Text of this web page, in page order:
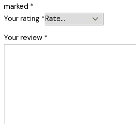
marked *
Your rating *
Your review *